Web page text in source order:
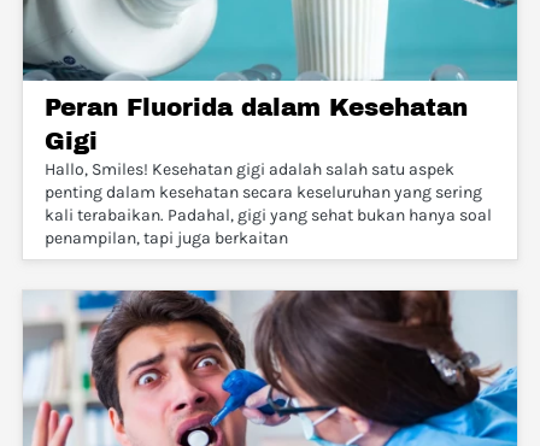
Peran Fluorida dalam Kesehatan
Gigi
Hallo, Smiles! Kesehatan gigi adalah salah satu aspek
penting dalam kesehatan secara keseluruhan yang sering
kali terabaikan. Padahal, gigi yang sehat bukan hanya soal
penampilan, tapi juga berkaitan